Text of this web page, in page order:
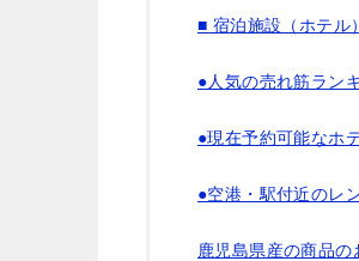
■ 宿泊施設（ホテル
●人気の売れ筋ラン
●現在予約可能なホ
●空港・駅付近のレ
鹿児島県産の商品